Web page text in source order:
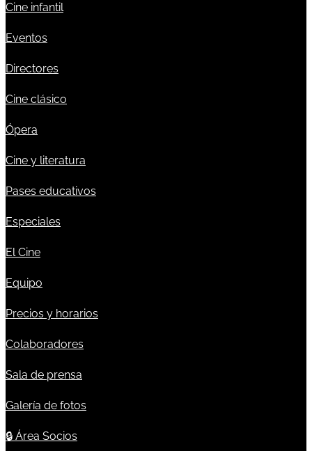
Cine infantil
Eventos
Directores
Cine clásico
Ópera
Cine y literatura
Pases educativos
Especiales
El Cine
Equipo
Precios y horarios
Colaboradores
Sala de prensa
Galería de fotos
🔒 Área Socios